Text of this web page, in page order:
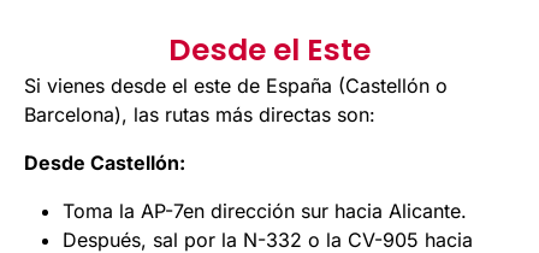
Desde el Este
Si vienes desde el este de España (Castellón o
Barcelona), las rutas más directas son:
Desde Castellón:
Toma la AP-7en dirección sur hacia Alicante.
Después, sal por la N-332 o la CV-905 hacia